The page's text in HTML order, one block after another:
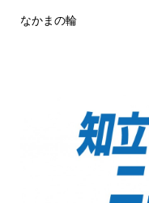
なかまの輪